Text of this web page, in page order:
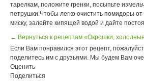
тарелкам, положите гренки, посыпьте
петрушки.Чтобы легко очистить помидоры
миску, залейте кипящей водой и дайте
← Вернуться к рецептам «Окрошки,
Если Вам понравился этот рецепт,
поделитесь им с друзьями. Мы будем Вам
Оценить
Поделиться